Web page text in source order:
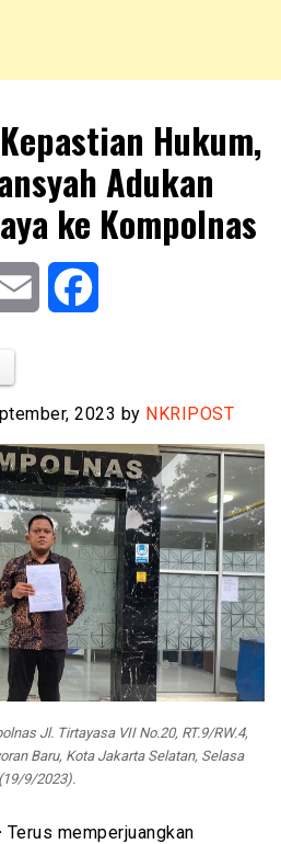
Hukum,
Adukan
ke Kompolnas
Email
2023 by NKRIPOST
Jl. Tirtayasa VII No.20, RT.9/RW.4,
Baru, Kota Jakarta Selatan, Selasa
(19/9/2023).
Terus memperjuangkan